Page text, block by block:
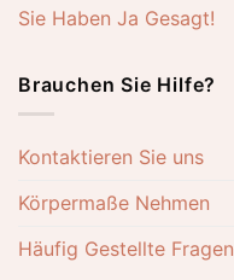
Sie Haben Ja Gesagt!
Brauchen Sie Hilfe?
Kontaktieren Sie uns
Körpermaße Nehmen
Häufig Gestellte Fragen